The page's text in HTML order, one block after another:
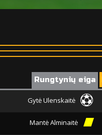
Rungtynių eiga
Gytė Ulenskaitė
Mantė Alminaitė